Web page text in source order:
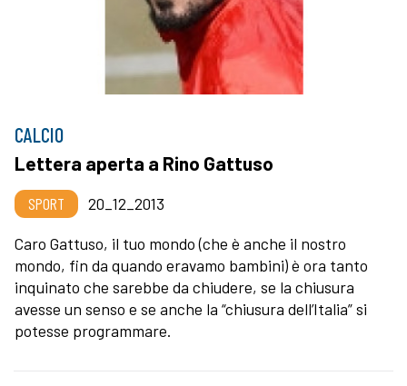
CALCIO
Lettera aperta a Rino Gattuso
SPORT
20_12_2013
Caro Gattuso, il tuo mondo (che è anche il nostro
mondo, fin da quando eravamo bambini) è ora tanto
inquinato che sarebbe da chiudere, se la chiusura
avesse un senso e se anche la “chiusura dell’Italia” si
potesse programmare.